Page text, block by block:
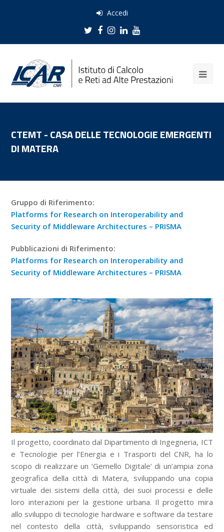
Accedi
Twitter
Facebook
Instagram
LinkedIn
Youtube
CTEMT - CASA DELLE TECNOLOGIE EMERGENTI
DI MATERA
Gruppo di Riferimento:
Platforms for Research on Interoperability and
Security of Middleware Architectures – PRISMA
Pubblicazioni di Riferimento:
Platforms for Research on Interoperability and
Security of Middleware Architectures – PRISMA
Il progetto, coordinato dal Dipartimento di Ingegneria, ICT
e Tecnologie per l’Energia e i Trasporti del CNR, ha lo
scopo di realizzare un ‘Gemello Digitale’ di un’ampia zona
geografica della città di Matera, sviluppando una copia
virtuale dei sistemi della città, dei suoi processi e delle
loro interazioni per la gestione urbana. Il progetto mira
allo sviluppo di tecnologie hardware e software da testare
nel contesto della città, sviluppando sensoristica ed